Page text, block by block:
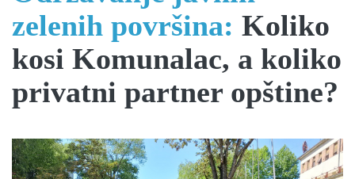
zelenih površina: Koliko
kosi Komunalac, a koliko
privatni partner opštine?